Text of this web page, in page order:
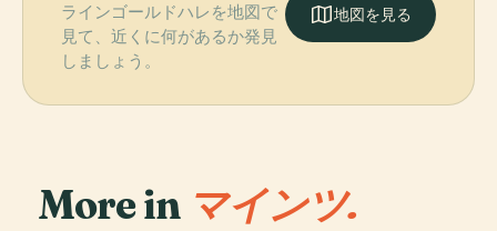
ラインゴールドハレを地図で
見て、近くに何があるか発見
しましょう。
地図を見る
More in マインツ.